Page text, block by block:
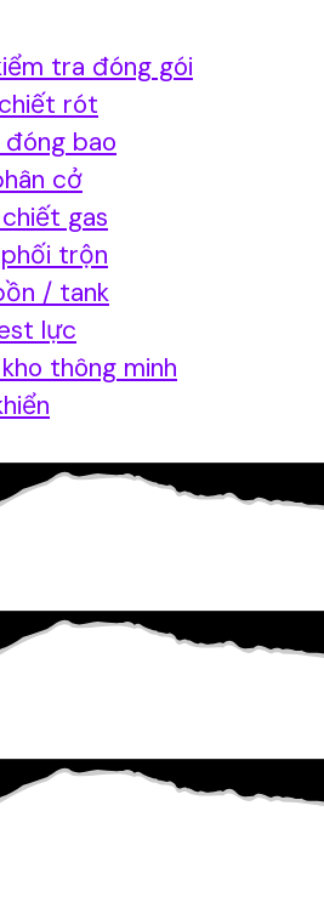
tra đóng gói
rót
đóng bao
cở
gas
trộn
/ tank
lực
thông minh